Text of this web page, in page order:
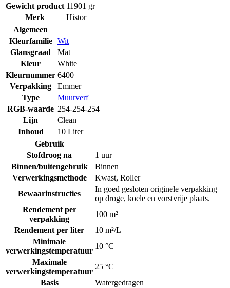
Gewicht product 11901 gr
Merk
Histor
Algemeen
Kleurfamilie
Wit
Glansgraad
Mat
Kleur
White
Kleurnummer 6400
Verpakking
Emmer
Type
Muurverf
RGB-waarde 254-254-254
Lijn
Clean
Inhoud
10 Liter
Gebruik
Stofdroog na
1 uur
Binnen/buitengebruik
Binnen
Verwerkingsmethode
Kwast, Roller
Bewaarinstructies
In goed gesloten originele verpakking
op droge, koele en vorstvrije plaats.
Rendement per
verpakking
100 m²
Rendement per liter
10 m²/L
Minimale
verwerkingstemperatuur
10 °C
Maximale
verwerkingstemperatuur
25 °C
Basis
Watergedragen